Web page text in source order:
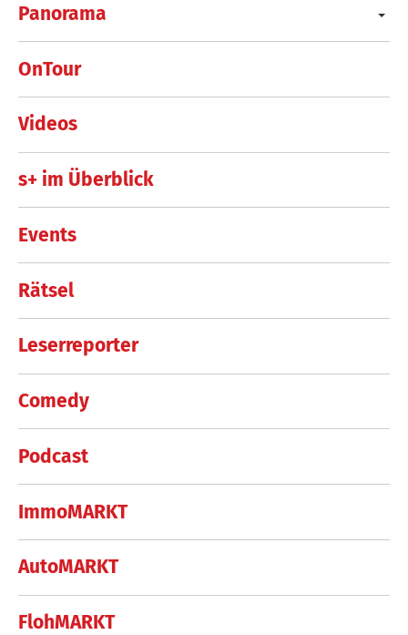
Panorama
OnTour
Videos
s+ im Überblick
Events
Rätsel
Leserreporter
Comedy
Podcast
ImmoMARKT
AutoMARKT
FlohMARKT